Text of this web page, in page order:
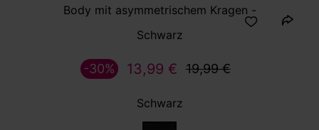
Body mit asymmetrischem Kragen -
Schwarz
13,99 € 19,99 €
-30%
Schwarz